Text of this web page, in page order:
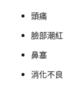
頭痛
臉部潮紅
鼻塞
消化不良